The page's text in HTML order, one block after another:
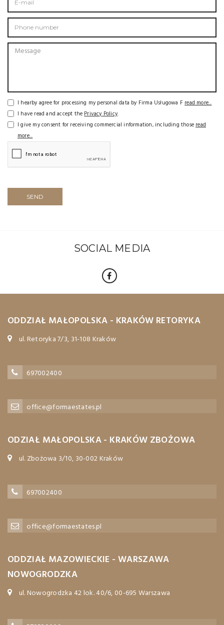
I hearby agree for processing my personal data by Firma Usługowa Fread more...
I have read and accept thePrivacy Policy.
I give my consent for receiving commercial information, including thoseread
more...
SEND
SOCIAL MEDIA
ODDZIAŁ MAŁOPOLSKA - KRAKÓW RETORYKA
ul. Retoryka 7/3, 31-108 Kraków
697002400
office@formaestates.pl
ODZIAŁ MAŁOPOLSKA - KRAKÓW ZBOŻOWA
ul. Zbożowa 3/10, 30-002 Kraków
697002400
office@formaestates.pl
ODDZIAŁ MAZOWIECKIE - WARSZAWA
NOWOGRODZKA
ul. Nowogrodzka 42 lok. 40/6, 00-695 Warszawa